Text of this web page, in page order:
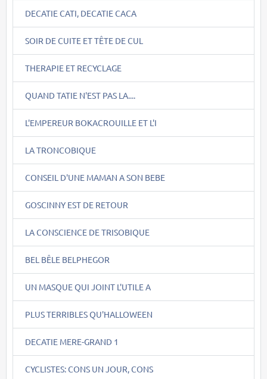
DECATIE CATI, DECATIE CACA
SOIR DE CUITE ET TÊTE DE CUL
THERAPIE ET RECYCLAGE
QUAND TATIE N'EST PAS LA....
L'EMPEREUR BOKACROUILLE ET L'I
LA TRONCOBIQUE
CONSEIL D'UNE MAMAN A SON BEBE
GOSCINNY EST DE RETOUR
LA CONSCIENCE DE TRISOBIQUE
BEL BÊLE BELPHEGOR
UN MASQUE QUI JOINT L'UTILE A
PLUS TERRIBLES QU'HALLOWEEN
DECATIE MERE-GRAND 1
CYCLISTES: CONS UN JOUR, CONS